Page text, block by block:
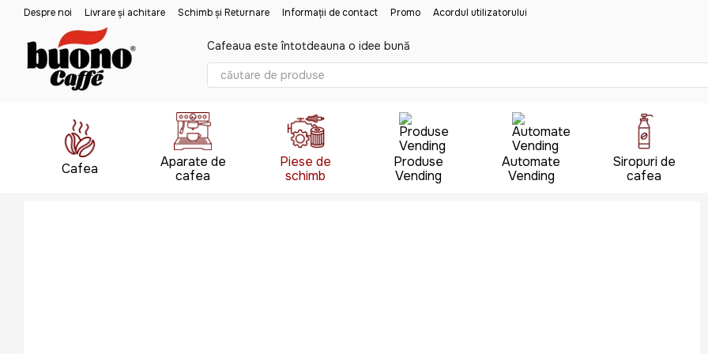
Mergi la conținutul principal
Despre noi Livrare și achitare Schimb și Returnare Informații de contact Promo Acordul utilizatorului
Cafeaua este întotdeauna o idee bună
Cafea
Aparate de
cafea
Piese de
schimb
Produse
Vending
Automate
Vending
Siropuri de
cafea